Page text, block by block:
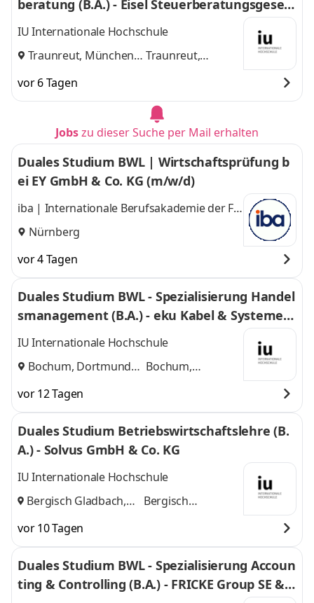
beratung (B.A.) - Eisel Steuerberatungsgesell
schaft mbH & Co. KG
IU Internationale Hochschule
Traunreut, München
Traunreut,
vor 6 Tagen
Jobszu dieser Suche per Mail erhalten
Duales Studium BWL | Wirtschaftsprüfung b
ei EY GmbH & Co. KG (m/w/d)
iba | Internationale Berufsakademie der F +
U Unternehmensgruppe gGmbH
Nürnberg
vor 4 Tagen
Duales Studium BWL - Spezialisierung Handel
smanagement (B.A.) - eku Kabel & Systeme G
mbH & Co. KG
IU Internationale Hochschule
Bochum, Dortmund
Bochum,
vor 12 Tagen
Duales Studium Betriebswirtschaftslehre (B.
A.) - Solvus GmbH & Co. KG
IU Internationale Hochschule
Bergisch Gladbach,
Bergisch
vor 10 Tagen
Duales Studium BWL - Spezialisierung Accoun
ting & Controlling (B.A.) - FRICKE Group SE & C